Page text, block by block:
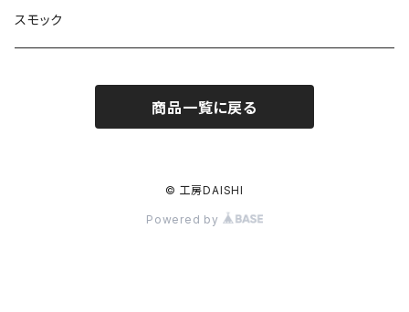
スモック
商品一覧に戻る
© 工房DAISHI
Powered by